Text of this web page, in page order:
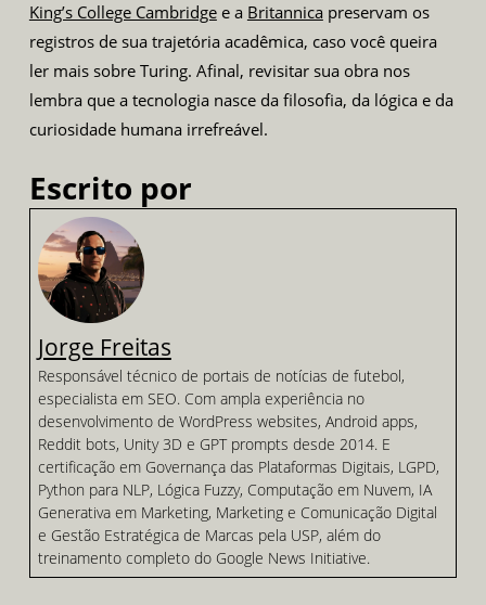
King’s College Cambridgee a Britannicapreservam os
registros de sua trajetória acadêmica, caso você queira
ler mais sobre Turing. Afinal, revisitar sua obra nos
lembra que a tecnologia nasce da filosofia, da lógica e da
curiosidade humana irrefreável.
Escrito por
Jorge Freitas
Responsável técnico de portais de notícias de futebol,
especialista em SEO. Com ampla experiência no
desenvolvimento de WordPress websites, Android apps,
Reddit bots, Unity 3D e GPT prompts desde 2014. E
certificação em Governança das Plataformas Digitais, LGPD,
Python para NLP, Lógica Fuzzy, Computação em Nuvem, IA
Generativa em Marketing, Marketing e Comunicação Digital
e Gestão Estratégica de Marcas pela USP, além do
treinamento completo do Google News Initiative.